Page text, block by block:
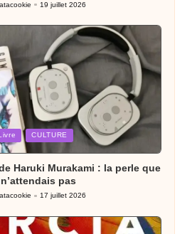
19 juillet 2026
CULTURE
Haruki Murakami : la perle que
pas
17 juillet 2026